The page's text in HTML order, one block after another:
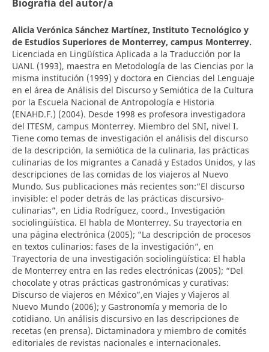
Biografía del autor/a
Alicia Verónica Sánchez Martínez, Instituto Tecnológico y
de Estudios Superiores de Monterrey, campus Monterrey.
Licenciada en Lingüística Aplicada a la Traducción por la
UANL (1993), maestra en Metodología de las Ciencias por la
misma institución (1999) y doctora en Ciencias del Lenguaje
en el área de Análisis del Discurso y Semiótica de la Cultura
por la Escuela Nacional de Antropología e Historia
(ENAHD.F.) (2004). Desde 1998 es profesora investigadora
del ITESM, campus Monterrey. Miembro del SNI, nivel I.
Tiene como temas de investigación el análisis del discurso
de la descripción, la semiótica de la culinaria, las prácticas
culinarias de los migrantes a Canadá y Estados Unidos, y las
descripciones de las comidas de los viajeros al Nuevo
Mundo. Sus publicaciones más recientes son:“El discurso
invisible: el poder detrás de las prácticas discursivo-
culinarias”, en Lidia Rodríguez, coord., Investigación
sociolingüística. El habla de Monterrey. Su trayectoria en
una página electrónica (2005); “La descripción de procesos
en textos culinarios: fases de la investigación”, en
Trayectoria de una investigación sociolingüística: El habla
de Monterrey entra en las redes electrónicas (2005); “Del
chocolate y otras prácticas gastronómicas y curativas:
Discurso de viajeros en México”,en Viajes y Viajeros al
Nuevo Mundo (2006); y Gastronomía y memoria de lo
cotidiano. Un análisis discursivo en las descripciones de
recetas (en prensa). Dictaminadora y miembro de comités
editoriales de revistas nacionales e internacionales.